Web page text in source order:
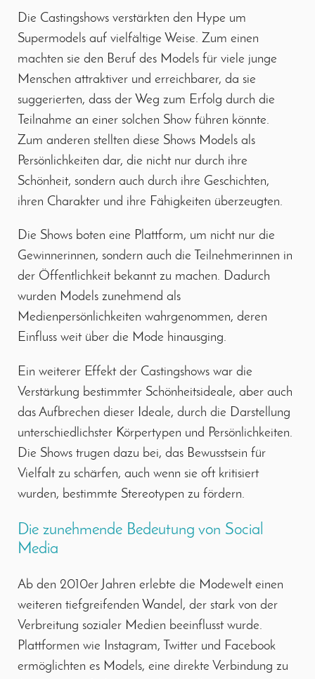
Die Castingshows verstärkten den Hype um
Supermodels auf vielfältige Weise. Zum einen
machten sie den Beruf des Models für viele junge
Menschen attraktiver und erreichbarer, da sie
suggerierten, dass der Weg zum Erfolg durch die
Teilnahme an einer solchen Show führen könnte.
Zum anderen stellten diese Shows Models als
Persönlichkeiten dar, die nicht nur durch ihre
Schönheit, sondern auch durch ihre Geschichten,
ihren Charakter und ihre Fähigkeiten überzeugten.
Die Shows boten eine Plattform, um nicht nur die
Gewinnerinnen, sondern auch die Teilnehmerinnen in
der Öffentlichkeit bekannt zu machen. Dadurch
wurden Models zunehmend als
Medienpersönlichkeiten wahrgenommen, deren
Einfluss weit über die Mode hinausging.
Ein weiterer Effekt der Castingshows war die
Verstärkung bestimmter Schönheitsideale, aber auch
das Aufbrechen dieser Ideale, durch die Darstellung
unterschiedlichster Körpertypen und Persönlichkeiten.
Die Shows trugen dazu bei, das Bewusstsein für
Vielfalt zu schärfen, auch wenn sie oft kritisiert
wurden, bestimmte Stereotypen zu fördern.
Die zunehmende Bedeutung von Social
Media
Ab den 2010er Jahren erlebte die Modewelt einen
weiteren tiefgreifenden Wandel, der stark von der
Verbreitung sozialer Medien beeinflusst wurde.
Plattformen wie Instagram, Twitter und Facebook
ermöglichten es Models, eine direkte Verbindung zu